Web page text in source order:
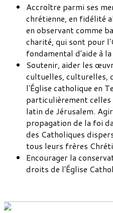
Accroître parmi ses
chrétienne, en fidélité
en observant comme
charité, qui sont pour
fondamental d'aide à
Soutenir, aider les
cultuelles, culturelles,
l'Église catholique en
particulièrement
latin de Jérusalem.
propagation de la foi
des Catholiques
tous leurs frères
Encourager la
droits de l'Église